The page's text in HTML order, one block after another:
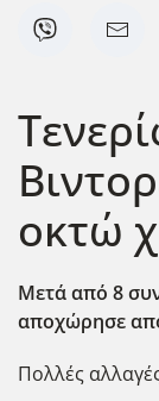
οκτώ
Μετά από 8
αποχώρησε
Πολλές